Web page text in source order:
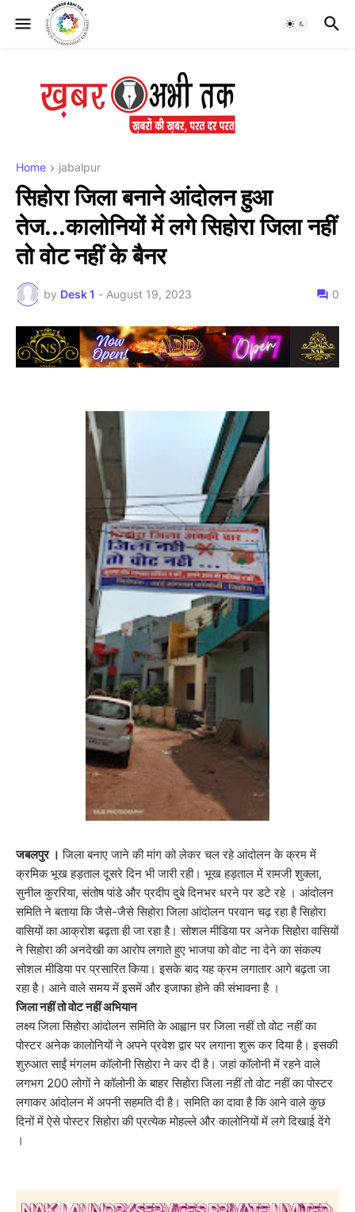
Home jabalpur
सिहोरा जिला बनाने आंदोलन हुआ
तेज...कालोनियों में लगे सिहोरा जिला नहीं
तो वोट नहीं के बैनर
by Desk 1 - August 19, 2023 0
जबलपुर । जिला बनाए जाने की मांग को लेकर चल रहे आंदोलन के क्रम में
क्रमिक भूख हड़ताल दूसरे दिन भी जारी रही। भूख हड़ताल में रामजी शुक्ला,
सुनील कुररिया, संतोष पांडे और प्रदीप दुबे दिनभर धरने पर डटे रहे । आंदोलन
समिति ने बताया कि जैसे-जैसे सिहोरा जिला आंदोलन परवान चढ़ रहा है सिहोरा
वासियों का आक्रोश बढ़ता ही जा रहा है। सोशल मीडिया पर अनेक सिहोरा वासियों
ने सिहोरा की अनदेखी का आरोप लगाते हुए भाजपा को वोट ना देने का संकल्प
सोशल मीडिया पर प्रसारित किया। इसके बाद यह क्रम लगातार आगे बढ़ता जा
रहा है। आने वाले समय में इसमें और इजाफा होने की संभावना है ।
जिला नहीं तो वोट नहीं अभियान
लक्ष्य जिला सिहोरा आंदोलन समिति के आह्वान पर जिला नहीं तो वोट नहीं का
पोस्टर अनेक कालोनियों ने अपने प्रवेश द्वार पर लगाना शुरू कर दिया है। इसकी
शुरुआत साईं मंगलम कॉलोनी सिहोरा ने कर दी है। जहां कॉलोनी में रहने वाले
लगभग 200 लोगों ने कॉलोनी के बाहर सिहोरा जिला नहीं तो वोट नहीं का पोस्टर
लगाकर आंदोलन में अपनी सहमति दी है। समिति का दावा है कि आने वाले कुछ
दिनों में ऐसे पोस्टर सिहोरा की प्रत्येक मोहल्ले और कालोनियों में लगे दिखाई देंगे
।